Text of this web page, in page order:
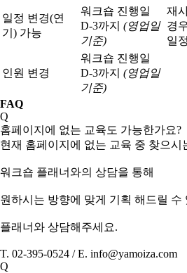
일정 변경(연
기) 가능
워크숍 진행일
D-3까지 (영업일
기준)
재
경
일
인원 변경
워크숍 진행일
D-3까지 (영업일
기준)
FAQ
Q
홈페이지에 없는 교육도 가능한가요?
현재 홈페이지에 없는 교육 중 찾으시
워크숍 플래너와의 상담을 통해
원하시는 방향에 맞게 기획 해드릴 수
플래너와 상담해주세요.
T. 02-395-0524 / E. info@yamoiza.com
Q